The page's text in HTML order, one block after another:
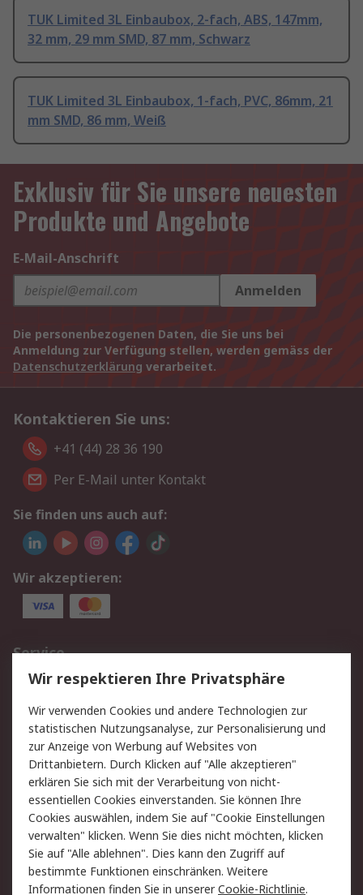
TUK Limited 3L Einbaubox, 2-fach, ABS, 147mm,
32 mm, 29 mm SMD, 87 mm, Schwarz
TUK Limited 3L Einbaubox, 1-fach, PVC, 86mm, 21
mm SMD, 86 mm, Weiß
Exklusiv für Sie unsere neuesten
Produkte und Angebote
E-Mail-Anschrift
Anmelden
Die personenbezogenen Daten, die Sie uns bei
Anmeldung zur Verfügung stellen, werden gemäss der
Datenschutzerklärung verarbeitet.
Kontaktieren Sie uns:
+41 (44) 28 36 190
Per E-Mail unter Kontakt
Sie finden uns auch auf:
Wir akzeptieren:
Service
Value Added Services
Lieferlösungen
Rücksendungen
Kontakt
Hilfe
Rechtliches
AGB
Datenschutz
Cookie-Richtlinie
Zahlungsbedingungen
Copyright/Impressum
Über RS
Wir respektieren Ihre Privatsphäre
Wir verwenden Cookies und andere Technologien zur
statistischen Nutzungsanalyse, zur Personalisierung und
zur Anzeige von Werbung auf Websites von
Drittanbietern. Durch Klicken auf "Alle akzeptieren"
erklären Sie sich mit der Verarbeitung von nicht-
essentiellen Cookies einverstanden. Sie können Ihre
Cookies auswählen, indem Sie auf "Cookie Einstellungen
verwalten" klicken. Wenn Sie dies nicht möchten, klicken
Sie auf "Alle ablehnen". Dies kann den Zugriff auf
bestimmte Funktionen einschränken. Weitere
Informationen finden Sie in unsererCookie-Richtlinie.